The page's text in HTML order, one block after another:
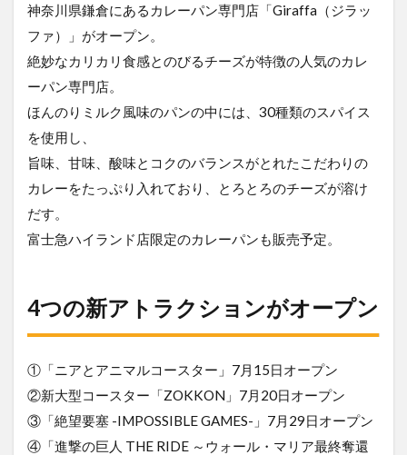
神奈川県鎌倉にあるカレーパン専門店「Giraffa（ジラッ
ファ）」がオープン。
絶妙なカリカリ食感とのびるチーズが特徴の人気のカレ
ーパン専門店。
ほんのりミルク風味のパンの中には、30種類のスパイス
を使用し、
旨味、甘味、酸味とコクのバランスがとれたこだわりの
カレーをたっぷり入れており、とろとろのチーズが溶け
だす。
富士急ハイランド店限定のカレーパンも販売予定。
4つの新アトラクションがオープン
①「ニアとアニマルコースター」7月15日オープン
②新大型コースター「ZOKKON」7月20日オープン
③「絶望要塞 -IMPOSSIBLE GAMES-」7月29日オープン
④「進撃の巨人 THE RIDE ～ウォール・マリア最終奪還